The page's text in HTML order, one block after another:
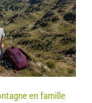
en famille